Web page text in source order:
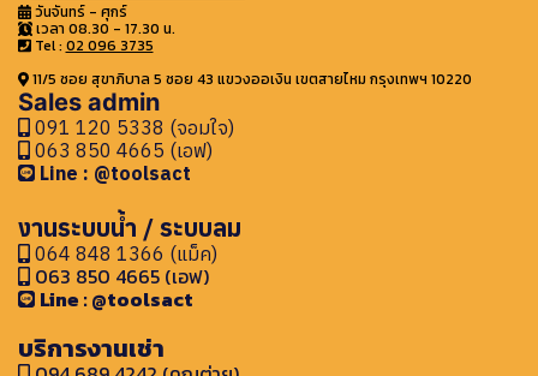
วันจันทร์ - ศุกร์
เวลา 08.30 - 17.30 น.
Tel : 02 096 3735
11/5 ซอย สุขาภิบาล 5 ซอย 43 แขวงออเงิน เขตสายไหม กรุงเทพฯ 10220
Sales admin
091 120 5338 (จอมใจ)
063 850 4665 (เอฟ)
Line : @toolsact
งานระบบน้ำ / ระบบลม
064 848 1366 (แม็ค)
063 850 4665 (เอฟ)
Line : @toolsact
บริการงานเช่า